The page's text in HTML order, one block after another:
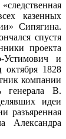
казенных
Сипягина.
спустя
проекта
и
октября 1828
компании
В.
идеи
разъяренная
Александра